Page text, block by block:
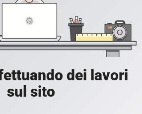
dei lavori
sul sito